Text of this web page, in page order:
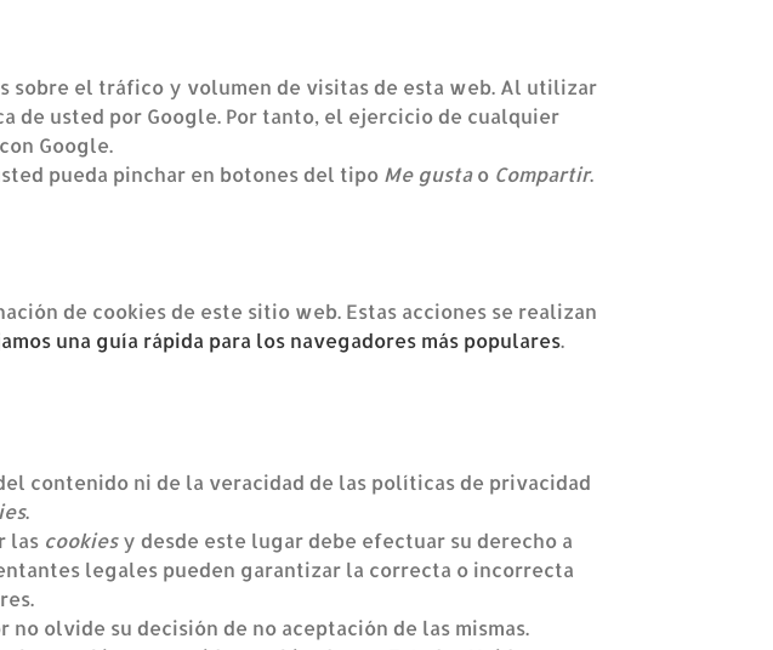
sobre el tráfico y volumen de visitas de esta web. Al utilizar
usted por Google. Por tanto, el ejercicio de cualquier
Google.
pueda pinchar en botones del tipo Me gustao Compartir.
de cookies de este sitio web. Estas acciones se realizan
una guía rápida para los navegadores más populares.
contenido ni de la veracidad de las políticas de privacidad
.
las cookiesy desde este lugar debe efectuar su derecho a
legales pueden garantizar la correcta o incorrecta
olvide su decisión de no aceptación de las mismas.